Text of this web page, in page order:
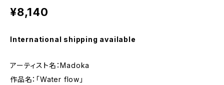
¥8,140
International shipping available
アーティスト名：Madoka
作品名：「Water flow」